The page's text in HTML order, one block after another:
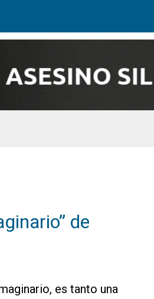
de
es tanto una